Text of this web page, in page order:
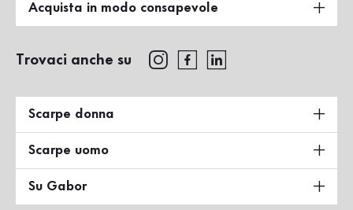
Acquista in modo consapevole
Trovaci anche su
Scarpe donna
Scarpe uomo
Su Gabor